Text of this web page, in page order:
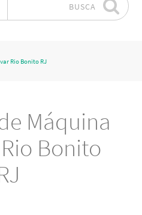
BUSCA
Rio Bonito RJ
Máquina
Bonito